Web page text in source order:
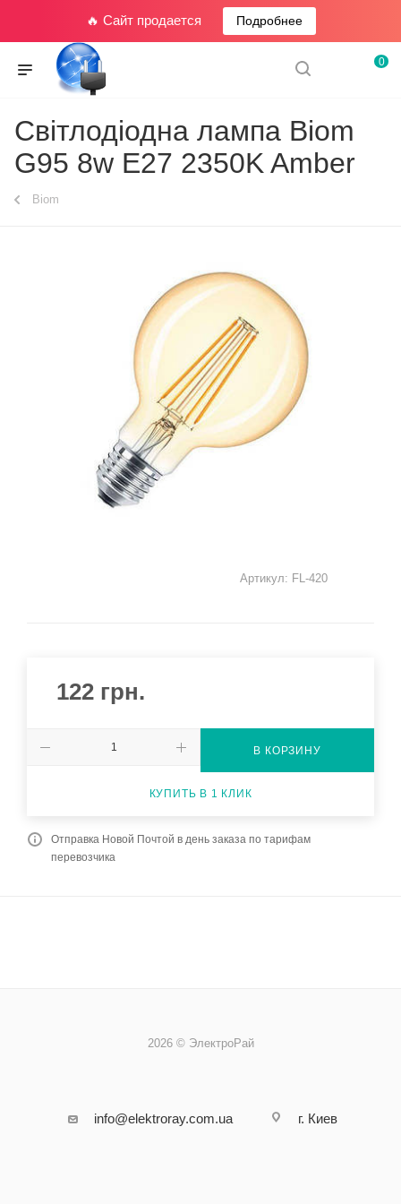
🔥 Сайт продается Подробнее
0
Світлодіодна лампа Biom
G95 8w E27 2350K Amber
Biom
Артикул: FL-420
122 грн.
В КОРЗИНУ
КУПИТЬ В 1 КЛИК
Отправка Новой Почтой в день заказа по тарифам
перевозчика
2026 © ЭлектроРай
info@elektroray.com.ua г. Киев